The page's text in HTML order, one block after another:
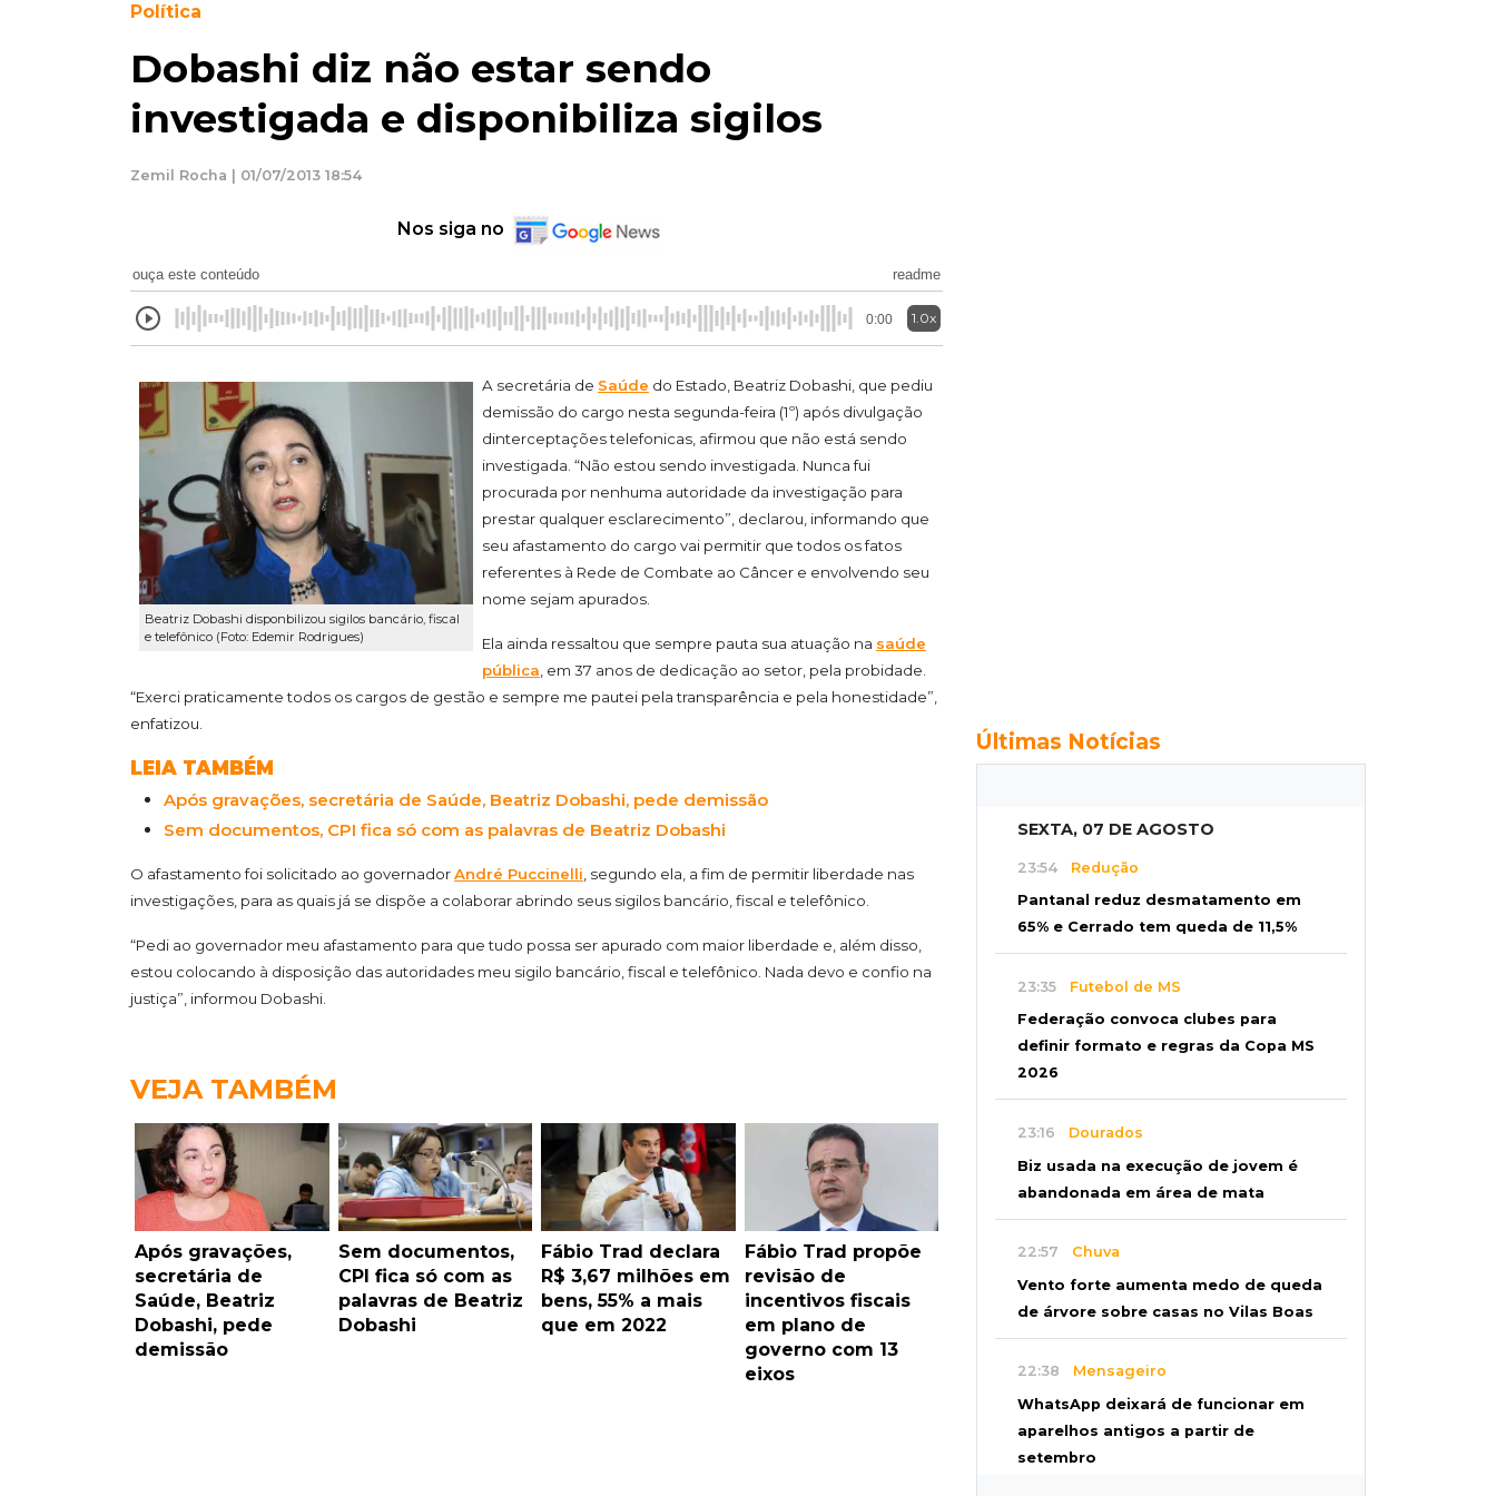
Política
Dobashi diz não estar sendo
investigada e disponibiliza sigilos
Zemil Rocha | 01/07/2013 18:54
Nos siga no
ouça este conteúdo readme
0:00 1.0x
Beatriz Dobashi disponbilizou sigilos bancário, fiscal
e telefônico (Foto: Edemir Rodrigues)
A secretária de Saúde do Estado, Beatriz Dobashi, que pediu
demissão do cargo nesta segunda-feira (1º) após divulgação
dinterceptações telefonicas, afirmou que não está sendo
investigada. “Não estou sendo investigada. Nunca fui
procurada por nenhuma autoridade da investigação para
prestar qualquer esclarecimento”, declarou, informando que
seu afastamento do cargo vai permitir que todos os fatos
referentes à Rede de Combate ao Câncer e envolvendo seu
nome sejam apurados.
Ela ainda ressaltou que sempre pauta sua atuação na saúde
pública , em 37 anos de dedicação ao setor, pela probidade.
“Exerci praticamente todos os cargos de gestão e sempre me pautei pela transparência e pela honestidade”,
enfatizou.
LEIA TAMBÉM
Após gravações, secretária de Saúde, Beatriz Dobashi, pede demissão
Sem documentos, CPI fica só com as palavras de Beatriz Dobashi
O afastamento foi solicitado ao governadorAndré Puccinelli , segundo ela, a fim de permitir liberdade nas
investigações, para as quais já se dispõe a colaborar abrindo seus sigilos bancário, fiscal e telefônico.
“Pedi ao governador meu afastamento para que tudo possa ser apurado com maior liberdade e, além disso,
estou colocando à disposição das autoridades meu sigilo bancário, fiscal e telefônico. Nada devo e confio na
justiça”, informou Dobashi.
VEJA TAMBÉM
Após gravações,
secretária de
Saúde, Beatriz
Dobashi, pede
demissão
Sem documentos,
CPI fica só com as
palavras de Beatriz
Dobashi
Fábio Trad declara
R$ 3,67 milhões em
bens, 55% a mais
que em 2022
Fábio Trad propõe
revisão de
incentivos fiscais
em plano de
governo com 13
eixos
Últimas Notícias
SEXTA, 07 DE AGOSTO
23:54 Redução
Pantanal reduz desmatamento em
65% e Cerrado tem queda de 11,5%
23:35 Futebol de MS
Federação convoca clubes para
definir formato e regras da Copa MS
2026
23:16 Dourados
Biz usada na execução de jovem é
abandonada em área de mata
22:57 Chuva
Vento forte aumenta medo de queda
de árvore sobre casas no Vilas Boas
22:38 Mensageiro
WhatsApp deixará de funcionar em
aparelhos antigos a partir de
setembro